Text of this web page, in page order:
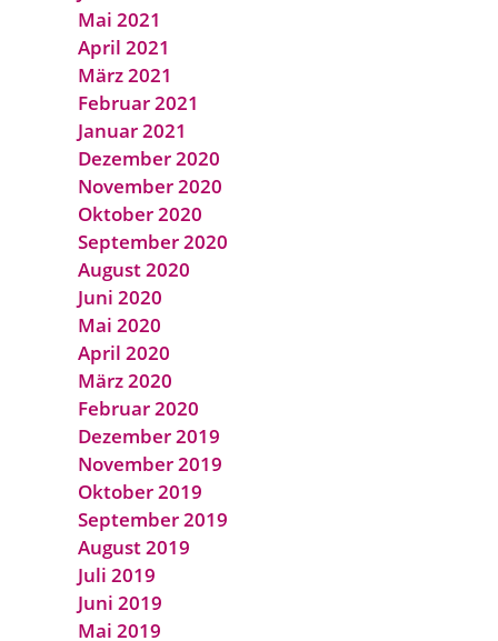
Mai 2021
April 2021
März 2021
Februar 2021
Januar 2021
Dezember 2020
November 2020
Oktober 2020
September 2020
August 2020
Juni 2020
Mai 2020
April 2020
März 2020
Februar 2020
Dezember 2019
November 2019
Oktober 2019
September 2019
August 2019
Juli 2019
Juni 2019
Mai 2019